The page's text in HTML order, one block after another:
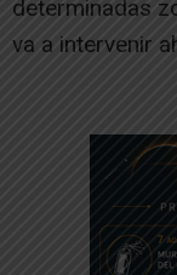
determinadas
va a intervenir